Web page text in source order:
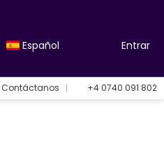
Español Entrar
Contáctanos +4 0740 091 802